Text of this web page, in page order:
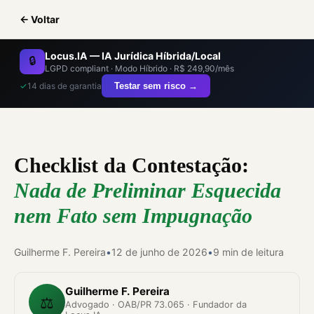
← Voltar
🔒 Locus.IA — IA Jurídica Híbrida/Local
LGPD compliant · Modo Híbrido · R$ 249,90/mês
✓14 dias de garantia Testar sem risco →
Checklist da Contestação:
Nada de Preliminar Esquecida
nem Fato sem Impugnação
Guilherme F. Pereira•12 de junho de 2026•9 min de leitura
⚖️
Guilherme F. Pereira
Advogado · OAB/PR 73.065 · Fundador da